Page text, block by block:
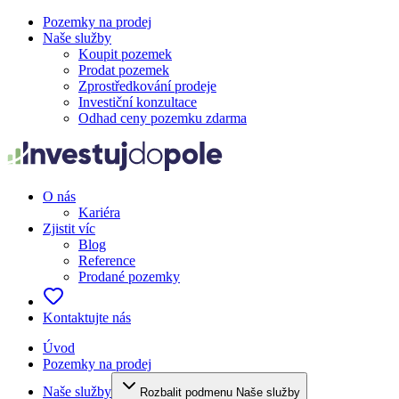
Pozemky na prodej
Naše služby
Koupit pozemek
Prodat pozemek
Zprostředkování prodeje
Investiční konzultace
Odhad ceny pozemku zdarma
O nás
Kariéra
Zjistit víc
Blog
Reference
Prodané pozemky
Kontaktujte nás
Úvod
Pozemky na prodej
Naše služby
Rozbalit podmenu Naše služby